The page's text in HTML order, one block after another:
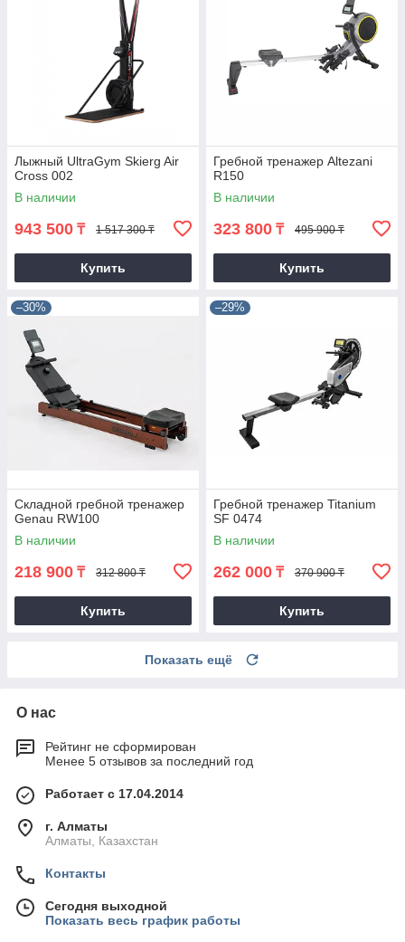
Лыжный UltraGym Skierg Air
Cross 002
В наличии
943 500 ₸ 1 517 300 ₸
Купить
Гребной тренажер Altezani
R150
В наличии
323 800 ₸ 495 900 ₸
Купить
–30%
Складной гребной тренажер
Genau RW100
В наличии
218 900 ₸ 312 800 ₸
Купить
–29%
Гребной тренажер Titanium
SF 0474
В наличии
262 000 ₸ 370 900 ₸
Купить
Показать ещё
О нас
Рейтинг не сформирован
Менее 5 отзывов за последний год
Работает с 17.04.2014
г. Алматы
Алматы, Казахстан
Контакты
Сегодня выходной
Показать весь график работы